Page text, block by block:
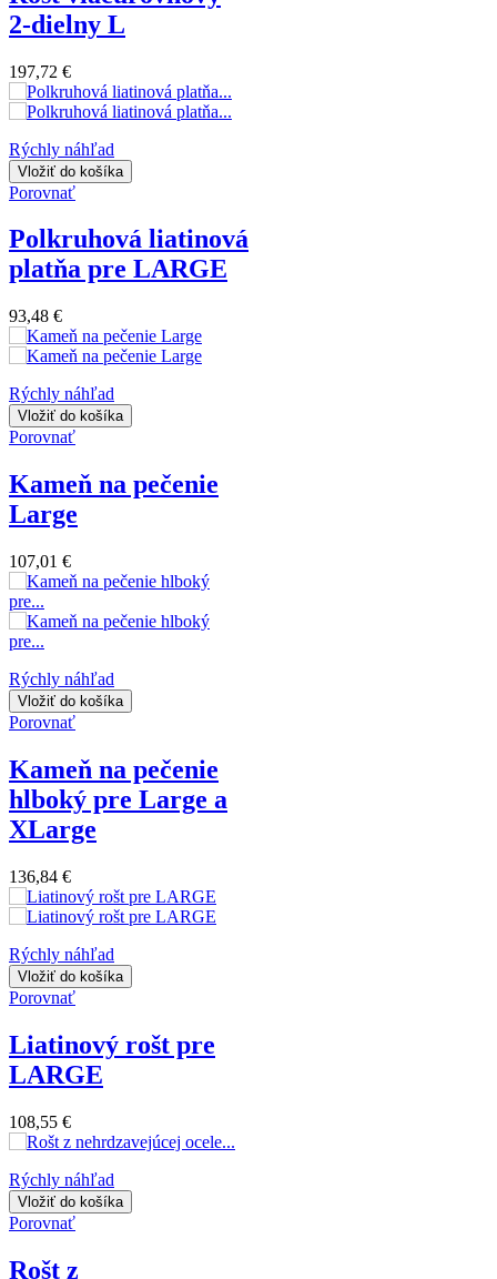
2-dielny L
197,72 €
Rýchly náhľad
Vložiť do košíka
Porovnať
Polkruhová liatinová
platňa pre LARGE
93,48 €
Rýchly náhľad
Vložiť do košíka
Porovnať
Kameň na pečenie
Large
107,01 €
Rýchly náhľad
Vložiť do košíka
Porovnať
Kameň na pečenie
hlboký pre Large a
XLarge
136,84 €
Rýchly náhľad
Vložiť do košíka
Porovnať
Liatinový rošt pre
LARGE
108,55 €
Rýchly náhľad
Vložiť do košíka
Porovnať
Rošt z